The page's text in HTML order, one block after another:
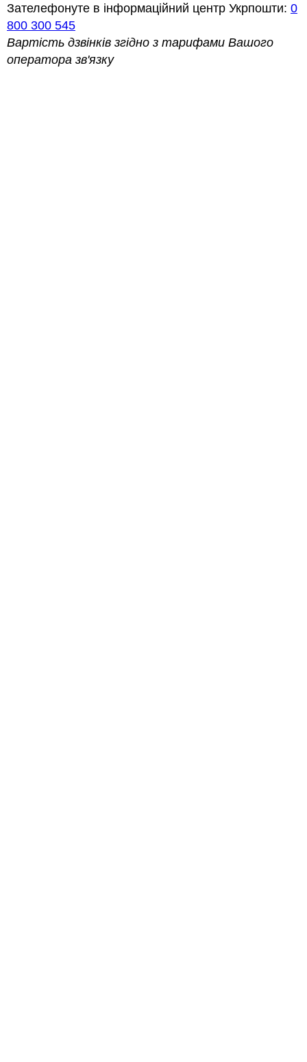
Зателефонуте в інформаційний центр Укрпошти: 0
800 300 545
Вартість дзвінків згідно з тарифами Вашого
оператора зв'язку